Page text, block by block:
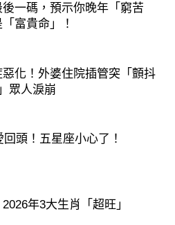
後一碼，預示你晚年「窮苦
富貴命」！
化！外婆住院插管突「顫抖
眾人淚崩
回頭！五星座小心了！
年3大生肖「超旺」